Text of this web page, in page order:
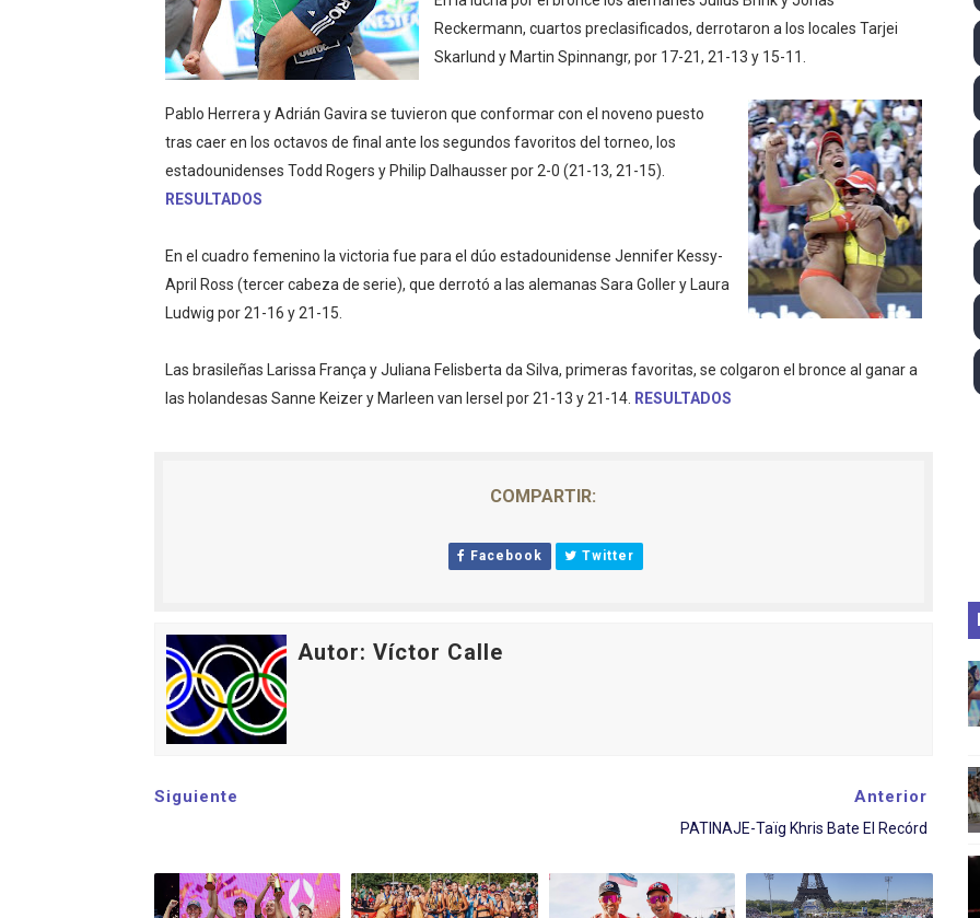
Máxima celebración en el último Impact! con Jason Hotch como nuevo TNA
Mundial de esgrima 2026 (Hong Kong) - La delegación italiana arrasa con 4 oros y 4
Raquel Rodriguez es la nueva monarca Intercontinental, su primer título individual en
Athletes Unlimited Softball League 2026 - Las Utah Talons son bicampeonas de la AUSL
Mundial de piragüismo slalom 2026 (Oklahoma City, Estados Unidos) - Miquel Travé
Tour de Francia masculino 2026 - Tadej Pogacar entra en el selecto grupo de los
Mundial de Fórmula 1 2026 - Lando Norris consigue en Hungría su primera victoria
Campeonato de Europa de saltos 2026 (París, Francia) - Bronce para Jorge y Ana
Tour de Francia femenino 2026 - Etapa 6
Reckermann, cuartos preclasificados, derrotaron a los locales Tarjei
Skarlund y Martin Spinnangr, por 17-21, 21-13 y 15-11.
Pablo Herrera y Adrián Gavira se tuvieron que conformar con el noveno puesto
tras caer en los octavos de final ante los segundos favoritos del torneo, los
estadounidenses Todd Rogers y Philip Dalhausser por 2-0 (21-13, 21-15).
RESULTADOS
En el cuadro femenino la victoria fue para el dúo estadounidense Jennifer Kessy-
April Ross (tercer cabeza de serie), que derrotó a las alemanas Sara Goller y Laura
Ludwig por 21-16 y 21-15.
Las brasileñas Larissa França y Juliana Felisberta da Silva, primeras favoritas, se colgaron el bronce al ganar a
las holandesas Sanne Keizer y Marleen van Iersel por 21-13 y 21-14. RESULTADOS
COMPARTIR:
Facebook Twitter
Autor: Víctor Calle
Siguiente Anterior
PATINAJE-Taïg Khris Bate El Recórd